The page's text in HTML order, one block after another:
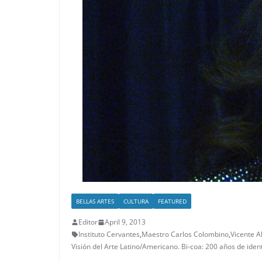
BELLAS ARTES CULTURA FEATURED
Editor
April 9, 2013
Instituto Cervantes,Maestro Carlos Colombino,Vicente
Visión del Arte Latino/Americano. Bi-coa: 200 años de